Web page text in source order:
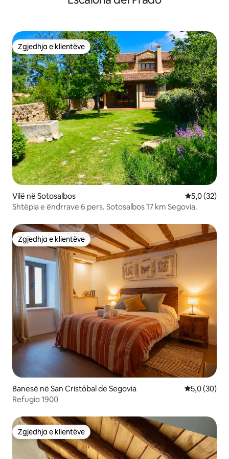
Zgjedhja e klientëve
Zgjedhja e klientëve
Vilë në Sotosalbos Vlerësimi
5,0 (32)
Shtëpia e ëndrrave 6 pers. Sotosalbos 17 km Segovia.
Zgjedhja e klientëve
Zgjedhja e klientëve
Banesë në San Cristóbal de Segovia Vlerësimi
5,0 (30)
Refugio 1900
Zgjedhja e klientëve
Zgjedhja e klientëve